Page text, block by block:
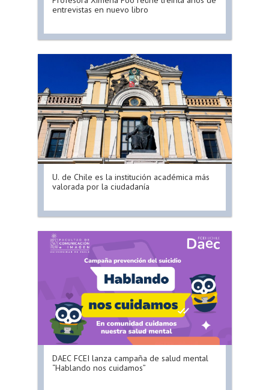
entrevistas en nuevo libro
U. de Chile es la institución académica más
valorada por la ciudadanía
DAEC FCEI lanza campaña de salud mental
“Hablando nos cuidamos”